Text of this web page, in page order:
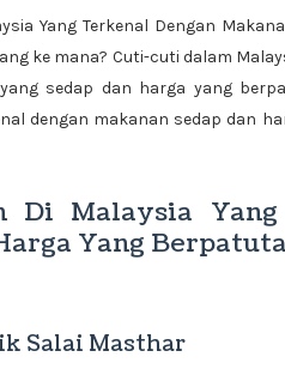
Yang Terkenal Dengan
ke mana? Cuti-cuti dalam
sedap dan harga yang
dengan makanan sedap dan
Di Malaysia
Yang
Salai Masthar